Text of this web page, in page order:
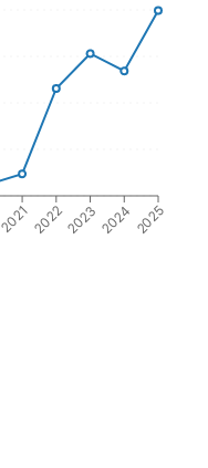
2021202220232024 2025